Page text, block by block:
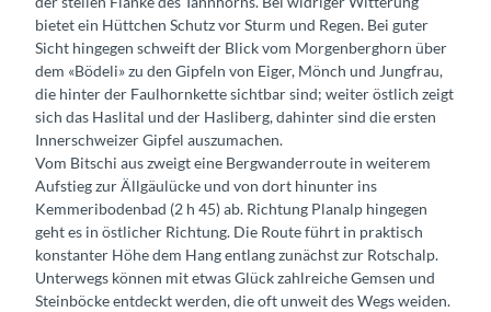
bietet ein Hüttchen Schutz vor Sturm und Regen. Bei guter
Sicht hingegen schweift der Blick vom Morgenberghorn über
dem «Bödeli» zu den Gipfeln von Eiger, Mönch und Jungfrau,
die hinter der Faulhornkette sichtbar sind; weiter östlich zeigt
sich das Haslital und der Hasliberg, dahinter sind die ersten
Innerschweizer Gipfel auszumachen.
Vom Bitschi aus zweigt eine Bergwanderroute in weiterem
Aufstieg zur Ällgäulücke und von dort hinunter ins
Kemmeribodenbad (2 h 45) ab. Richtung Planalp hingegen
geht es in östlicher Richtung. Die Route führt in praktisch
konstanter Höhe dem Hang entlang zunächst zur Rotschalp.
Unterwegs können mit etwas Glück zahlreiche Gemsen und
Steinböcke entdeckt werden, die oft unweit des Wegs weiden.